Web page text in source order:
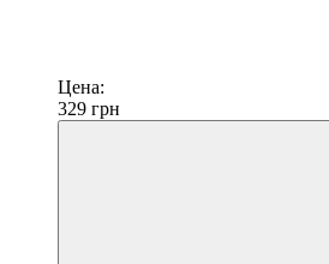
Цена:
329 грн